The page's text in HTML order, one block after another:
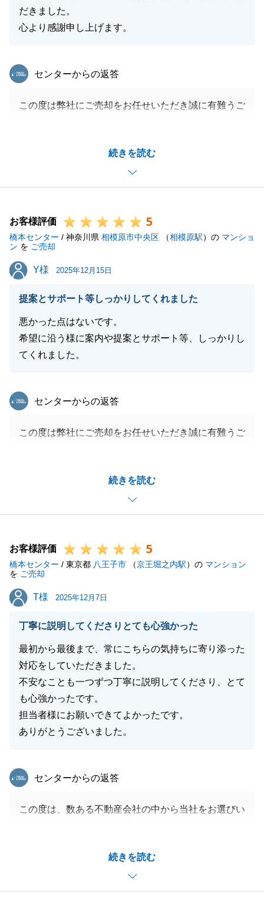
だきました。
心より感謝申し上げます。
続きを読む
東急リバブル
センターからの返答
この度は弊社にご売却をお任せいただき誠に有難うご
T様に多大な協力をいただいたおかげでご希望通りの
ご売却ができました。重ねて御礼申し上げます。
す。
引き続き宜しくお願い申し上げます。
お客様評価 5
橋本センター / 神奈川県 相模原市中央区 （相模原駅）の マンショ
ン を ご売却
Y様
Y様 2025年12月15日
提案とサポート等しっかりしてくれました
悪かった点はないです。
希望に沿う様に案内や提案とサポート等、しっかりし
てくれました。
続きを読む
東急リバブル
センターからの返答
この度は弊社にご売却をお任せいただき誠に有難うご
次のお住み替え先サポートさせてくださいませ。
些細なことで構いませんので今後もお気軽にご連絡を
今後とも宜しくお願いいたします。
お客様評価 5
橋本センター / 東京都 八王子市 （京王堀之内駅）の マンション
を ご売却
T様
T様 2025年12月7日
丁寧に説明してくださりとても心強かった
最初から最後まで、常にこちらの気持ちに寄り添った
対応をしていただきました。
不安なことも一つずつ丁寧に説明してくださり、とて
も心強かったです。
担当者様にお願いできてよかったです。
ありがとうございました。
続きを読む
東急リバブル
センターからの返答
この度は、数ある不動産会社の中から当社をお選びい
いた際も、いつも迅速にご対応いただき大変感謝して
また不動産の話しだけでなくプライベートなお話しも